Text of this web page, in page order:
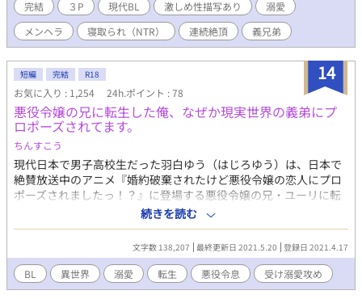
ス。 そこから三人のただれた関係が始まってしまって……！？ ★
表紙画像はGAHAG様からお借りして加工文字いれしています。
https://gahag.net/ ★コンテスト規定にひっかかりそうな未成年
が性行為を目撃する描写を少し変えました。 ★BOOTHの規制など
の世の流れを受けて、実兄弟→義理の兄弟に変更します。 ★義理
兄弟、血のつながりゼロで、一九歳と二六歳で本人同士同意して
まぁす！ ★11月が終わるまでほぼ毎日更新をします。時間は不
定期なので、お気に入りに入れとくとお知らせが来ます。 ★寝取
られ・寝取らせ・寝取り・僕の方が先に好きだったのに要素があ
ります
完結 ３P 現代BL 激しめ性描写あり
溺愛
メンヘラ
寝取られ（NTR） 連続絶頂 義兄弟
14
短編 完結 R18
お気に入り : 1,254 24h.ポイント : 78
悪役令嬢の兄に転生した俺、なぜか現実世界の義弟にプ
ロポーズされてます。
ちんすこう
現代日本で男子高校生だった羽白ゆう（はじろゆう）は、日本で
絶賛放送中のアニメ『婚約破棄されたけど悪役令嬢の恋人にプロ
ポーズされましたっ！？』に登場する悪役令嬢の兄・ユーリに転
生してしまう。 悪役令息として処罰されそうになったとき、物語
のヒーローであるカイに助けられるが―― 『助けてくれた王子様
は現実世界の義弟でした！？ しかもヒロインにプロポーズするは
ずなのに悪役令息の俺が求婚されちゃって！？』 な、高校生義兄
弟の大プロポーズ劇から始まる異世界転生悪役令息ハッピーゴー
ルイン短編小説（予定）。 現実では幼いころに新しい家族になっ
続きを読む
文字数 138,207 最終更新日 2021.5.20 登録日 2021.4.17
BL 異世界 溺愛 転生 悪役令息 受け溺愛攻め